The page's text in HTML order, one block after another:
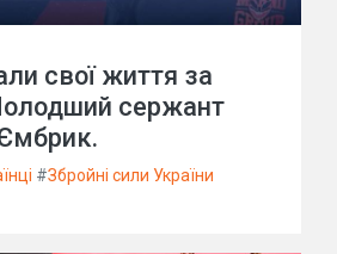
свої життя за
сержант
#Збройні сили України